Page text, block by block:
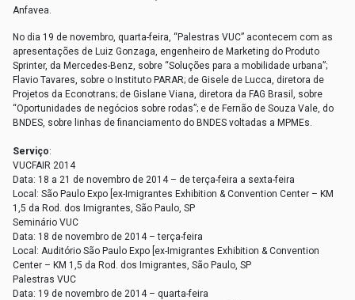
Anfavea.
No dia 19 de novembro, quarta-feira, “Palestras VUC” acontecem com as
apresentações de Luiz Gonzaga, engenheiro de Marketing do Produto
Sprinter, da Mercedes-Benz, sobre “Soluções para a mobilidade urbana”;
Flavio Tavares, sobre o Instituto PARAR; de Gisele de Lucca, diretora de
Projetos da Econotrans; de Gislane Viana, diretora da FAG Brasil, sobre
“Oportunidades de negócios sobre rodas”; e de Fernão de Souza Vale, do
BNDES, sobre linhas de financiamento do BNDES voltadas a MPMEs.
Serviço:
VUCFAIR 2014
Data: 18 a 21 de novembro de 2014 – de terça-feira a sexta-feira
Local: São Paulo Expo [ex-Imigrantes Exhibition & Convention Center – KM
1,5 da Rod. dos Imigrantes, São Paulo, SP
Seminário VUC
Data: 18 de novembro de 2014 – terça-feira
Local: Auditório São Paulo Expo [ex-Imigrantes Exhibition & Convention
Center – KM 1,5 da Rod. dos Imigrantes, São Paulo, SP
Palestras VUC
Data: 19 de novembro de 2014 – quarta-feira